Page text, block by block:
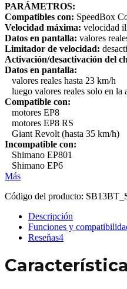
PARÁMETROS:
Compatibles con: SpeedBox
Velocidad máxima: velocidad
Datos en pantalla: valores
Limitador de velocidad:
Activación/desactivación del
Datos en pantalla:
valores reales hasta 23 km/h
luego valores reales solo en la
Compatible con:
motores EP8
motores EP8 RS
Giant Revolt (hasta 35 km/h)
Incompatible con:
Shimano EP801
Shimano EP6
Más
Código del producto:
Descripción
Funciones y
Reseňas4